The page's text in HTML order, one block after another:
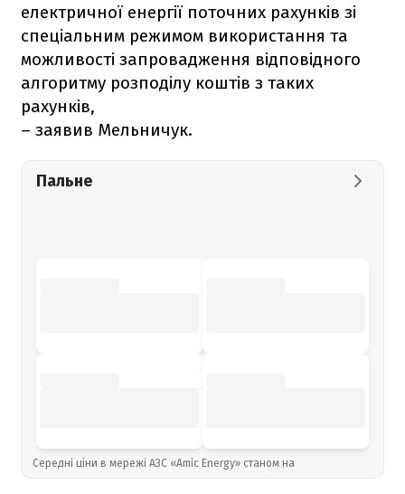
електричної енергії поточних рахунків зі
спеціальним режимом використання та
можливості запровадження відповідного
алгоритму розподілу коштів з таких
рахунків,
– заявив Мельничук.
Пальне
Середні ціни в мережі АЗС «Amic Energy» станом на